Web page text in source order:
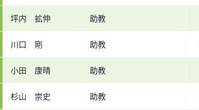
坪内 拡伸 助教
川口 剛 助教
小田 康晴 助教
杉山 崇史 助教